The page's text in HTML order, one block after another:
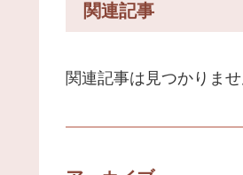
関連記事
関連記事は見つかりませ